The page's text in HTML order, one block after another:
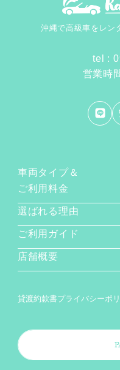
沖縄で高級車をレン
tel :
営業時
車両タイプ＆
ご利用料金
選ばれる理由
ご利用ガイド
店舗概要
貸渡約款書プライバシーポ